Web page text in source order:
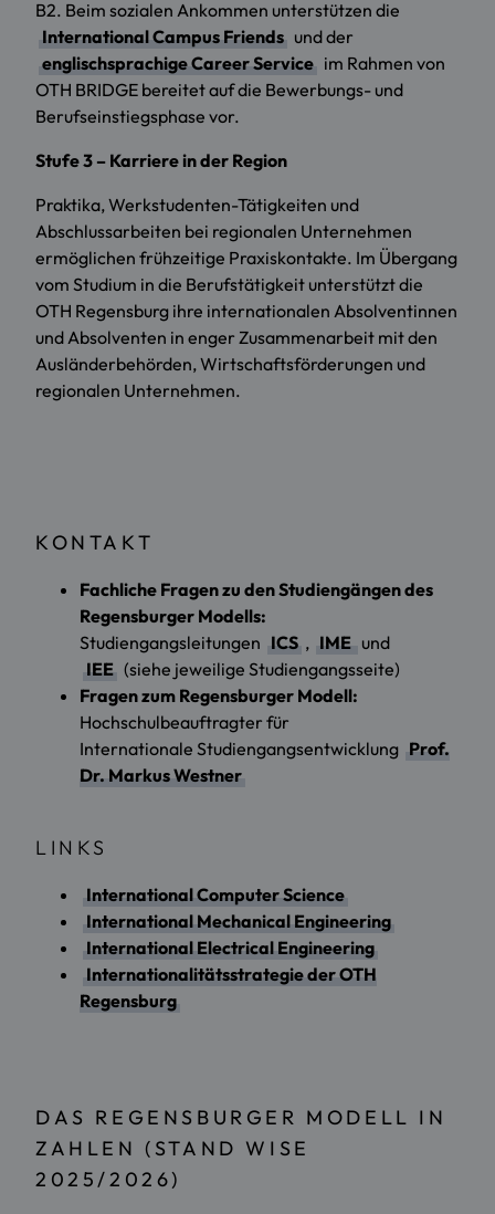
B2. Beim sozialen Ankommen unterstützen die
International Campus Friends und der
englischsprachige Career Service im Rahmen von
OTH BRIDGE bereitet auf die Bewerbungs- und
Berufseinstiegsphase vor.
Stufe 3 – Karriere in der Region
Praktika, Werkstudenten-Tätigkeiten und
Abschlussarbeiten bei regionalen Unternehmen
ermöglichen frühzeitige Praxiskontakte. Im Übergang
vom Studium in die Berufstätigkeit unterstützt die
OTH Regensburg ihre internationalen Absolventinnen
und Absolventen in enger Zusammenarbeit mit den
Ausländerbehörden, Wirtschaftsförderungen und
regionalen Unternehmen.
KONTAKT
Fachliche Fragen zu den Studiengängen des
Regensburger Modells:
Studiengangsleitungen ICS , IME und
IEE (siehe jeweilige Studiengangsseite)
Fragen zum Regensburger Modell:
Hochschulbeauftragter für
Internationale Studiengangsentwicklung Prof.
Dr. Markus Westner
LINKS
International Computer Science
International Mechanical Engineering
International Electrical Engineering
Internationalitätsstrategie der OTH
Regensburg
DAS REGENSBURGER MODELL IN
ZAHLEN (STAND WISE
2025/2026)